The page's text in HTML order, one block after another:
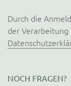
Durch die
der
NOCH FRAGEN?